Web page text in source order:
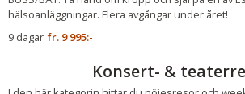
hälsoanläggningar. Flera avgångar under året!
9 dagar fr. 9 995:-
Konsert- &